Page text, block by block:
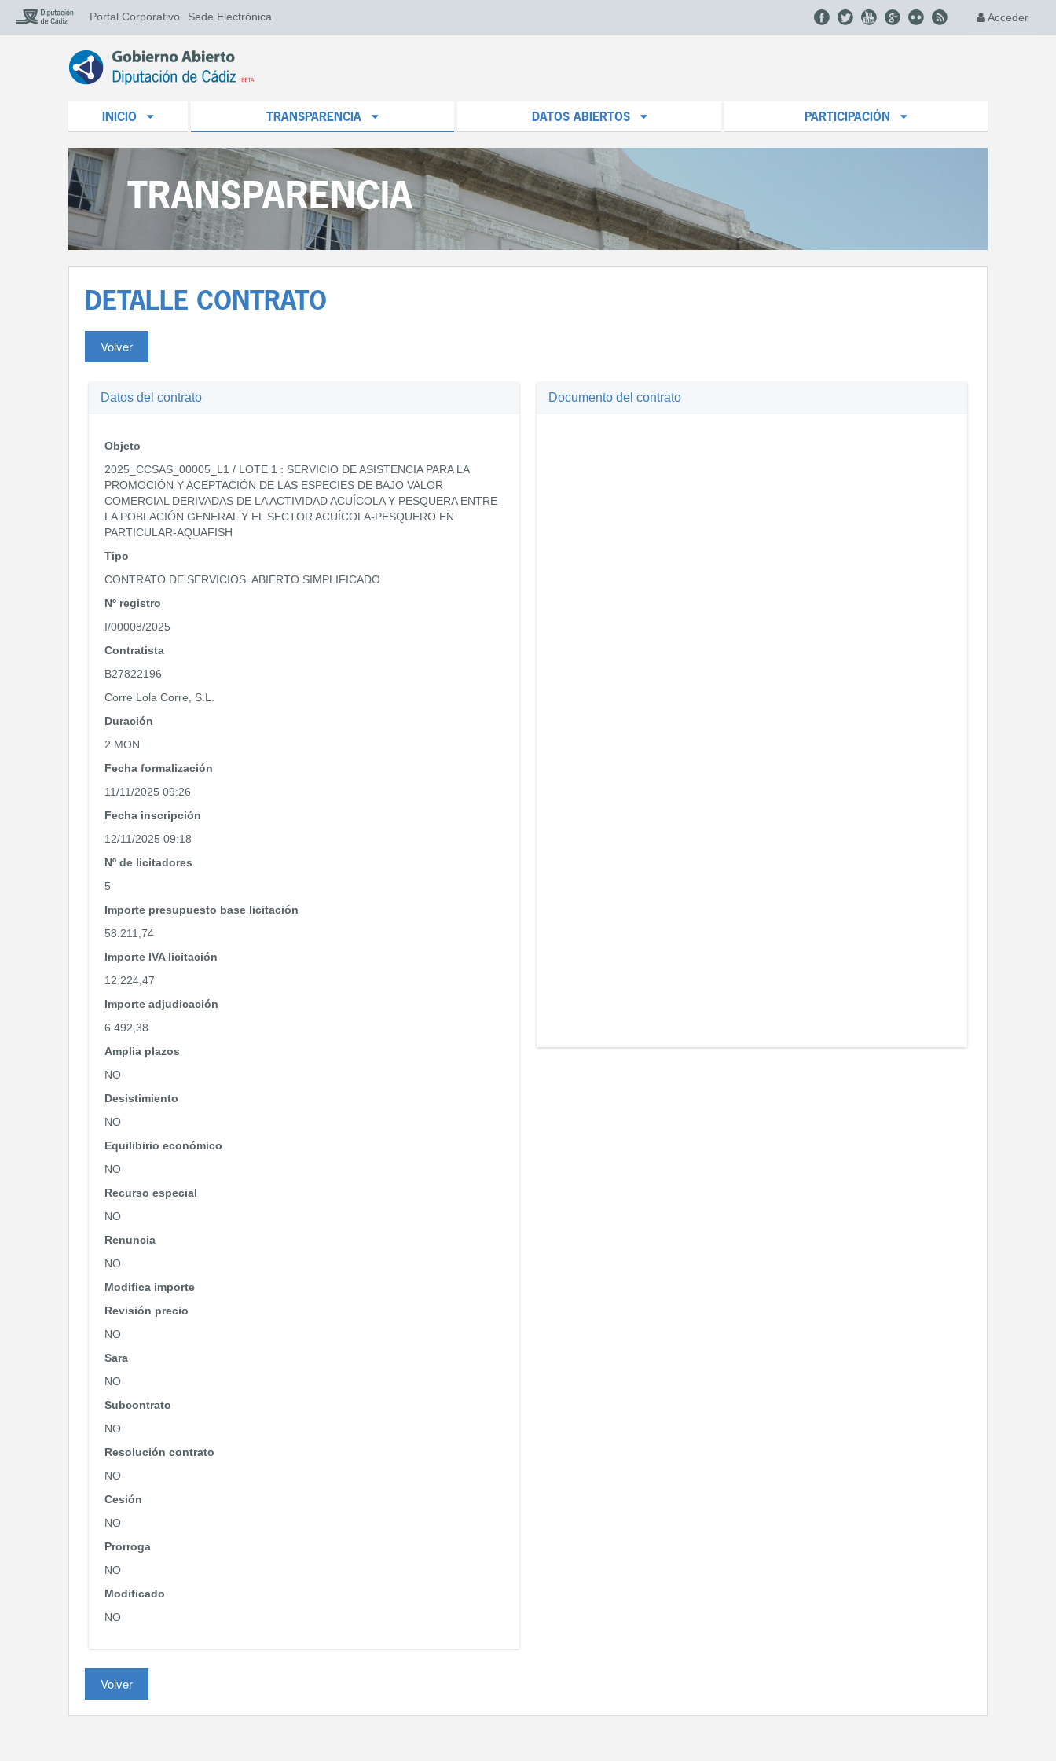
Portal Corporativo Sede Electrónica Acceder
INICIO TRANSPARENCIA DATOS ABIERTOS PARTICIPACIÓN
TRANSPARENCIA
DETALLE CONTRATO
Volver
Datos del contrato
Objeto
2025_CCSAS_00005_L1 / LOTE 1 : SERVICIO DE ASISTENCIA PARA LA
PROMOCIÓN Y ACEPTACIÓN DE LAS ESPECIES DE BAJO VALOR
COMERCIAL DERIVADAS DE LA ACTIVIDAD ACUÍCOLA Y PESQUERA ENTRE
LA POBLACIÓN GENERAL Y EL SECTOR ACUÍCOLA-PESQUERO EN
PARTICULAR-AQUAFISH
Tipo
CONTRATO DE SERVICIOS. ABIERTO SIMPLIFICADO
Nº registro
I/00008/2025
Contratista
B27822196
Corre Lola Corre, S.L.
Duración
2 MON
Fecha formalización
11/11/2025 09:26
Fecha inscripción
12/11/2025 09:18
Nº de licitadores
5
Importe presupuesto base licitación
58.211,74
Importe IVA licitación
12.224,47
Importe adjudicación
6.492,38
Amplia plazos
NO
Desistimiento
NO
Equilibirio económico
NO
Recurso especial
NO
Renuncia
NO
Modifica importe
Revisión precio
NO
Sara
NO
Subcontrato
NO
Resolución contrato
NO
Cesión
NO
Prorroga
NO
Modificado
NO
Documento del contrato
Volver